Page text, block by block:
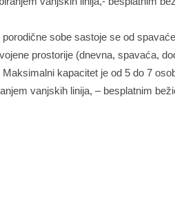
porodične sobe sastoje se od
prostorije (dnevna, spavaća,
kapacitet je od 5 do 7
vanjskih linija, – besplatnim